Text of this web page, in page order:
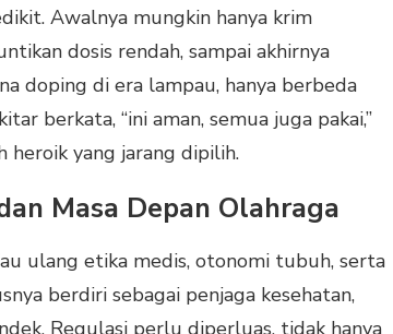
Awalnya mungkin hanya krim
dosis rendah, sampai akhirnya
doping di era lampau, hanya berbeda
berkata, “ini aman, semua juga pakai,”
heroik yang jarang dipilih.
Masa Depan Olahraga
ulang etika medis, otonomi tubuh, serta
berdiri sebagai penjaga kesehatan,
Regulasi perlu diperluas, tidak hanya